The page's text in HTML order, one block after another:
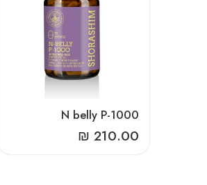
N belly P-1000
210.00
₪